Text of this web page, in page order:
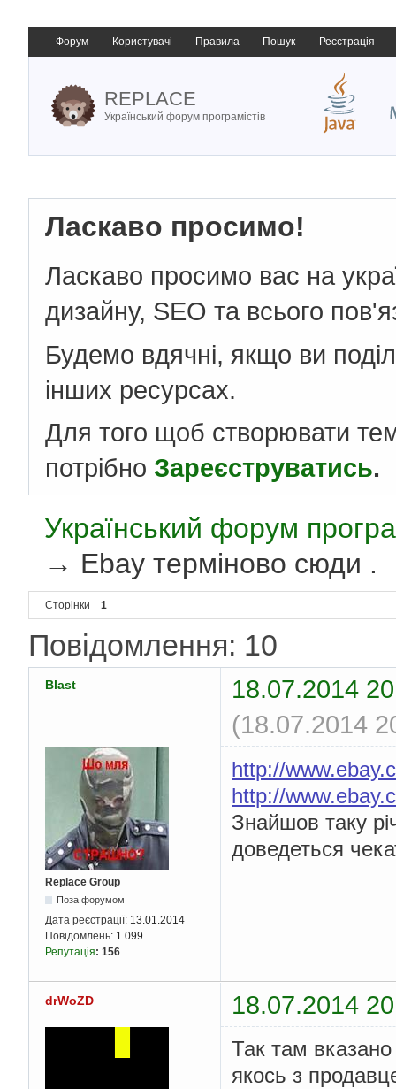
Форум Користувачі Правила Пошук Реєстрація
REPLACE
Український форум програмістів
Ласкаво просимо!
Ласкаво просимо вас на
дизайну, SEO та всього
Будемо вдячні, якщо ви
інших ресурсах.
Для того щоб створювати
потрібно Зареєструватись.
Український форум
→ Ebay терміново сюди .
Сторінки 1
Повідомлення: 10
Blast
18.07.2014
(18.07.2014
Replace Group
Поза форумом
Дата реєстрації: 13.01.2014
Повідомлень: 1 099
Репутація: 156
http://
http://
Знайшов таку
доведеться
drWoZD 18.07.2014
Так там
якось з